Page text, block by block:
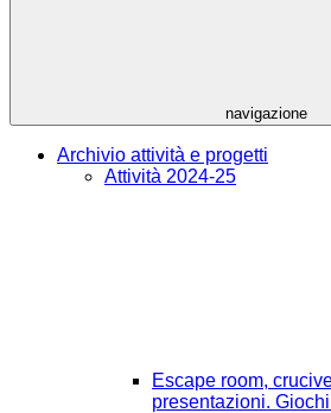
navigazione
Archivio attività e progetti
Attività 2024-25
Escape room,
presentazioni.